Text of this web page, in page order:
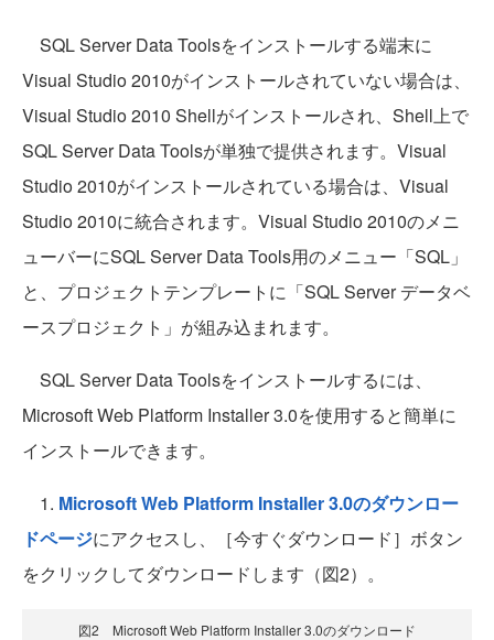
SQL Server Data Toolsをインストールする端末に
Visual Studio 2010がインストールされていない場合は、
Visual Studio 2010 Shellがインストールされ、Shell上で
SQL Server Data Toolsが単独で提供されます。Visual
Studio 2010がインストールされている場合は、Visual
Studio 2010に統合されます。Visual Studio 2010のメニ
ューバーにSQL Server Data Tools用のメニュー「SQL」
と、プロジェクトテンプレートに「SQL Server データベ
ースプロジェクト」が組み込まれます。
SQL Server Data Toolsをインストールするには、
Microsoft Web Platform Installer 3.0を使用すると簡単に
インストールできます。
1. Microsoft Web Platform Installer 3.0のダウンロー
ドページにアクセスし、［今すぐダウンロード］ボタン
をクリックしてダウンロードします（図2）。
図2 Microsoft Web Platform Installer 3.0のダウンロード